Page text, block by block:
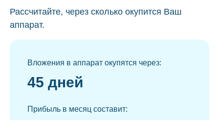
Рассчитайте, через сколько окупится Ваш
аппарат.
Вложения в аппарат окупятся через:
45 дней
Прибыль в месяц составит: